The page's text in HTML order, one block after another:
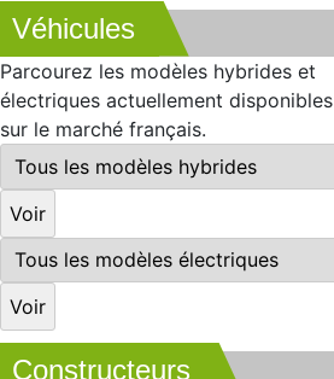
Véhicules
Parcourez les modèles hybrides et
électriques actuellement disponibles
sur le marché français.
Constructeurs